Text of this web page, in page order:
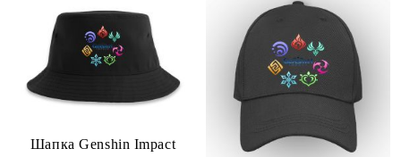
Шапка Genshin Impact